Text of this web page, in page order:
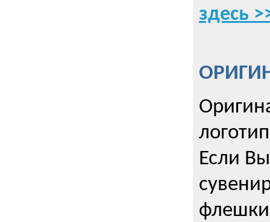
здесь
Если